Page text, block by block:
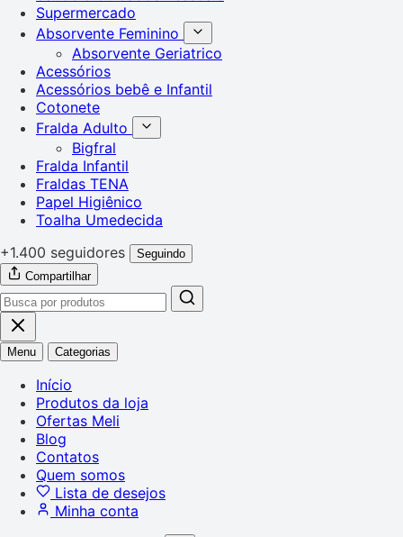
Supermercado
Absorvente Feminino
Absorvente Geriatrico
Acessórios
Acessórios bebê e Infantil
Cotonete
Fralda Adulto
Bigfral
Fralda Infantil
Fraldas TENA
Papel Higiênico
Toalha Umedecida
+1.400 seguidores
Seguindo
Compartilhar
Menu Categorias
Início
Produtos da loja
Ofertas Meli
Blog
Contatos
Quem somos
Lista de desejos
Minha conta